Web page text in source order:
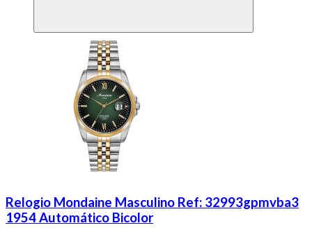
Relogio Mondaine Masculino Ref: 32993gpmvba3
1954 Automático Bicolor